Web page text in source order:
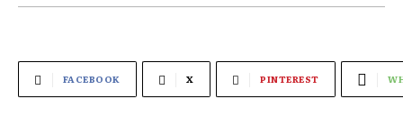
FACEBOOK X PINTEREST